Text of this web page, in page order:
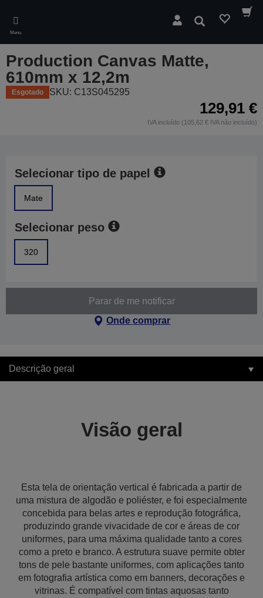
main
content
Menu
Pesquisar
Production Canvas Matte,
610mm x 12,2m
Esgotado SKU: C13S045295
129,91 €
IVA incluído (105,62 € IVA não incluído)
Selecionar tipo de papel
Mate
Selecionar peso
320
Parar de me notificar
Onde comprar
Descrição geral
Visão geral
Esta tela de orientação vertical é fabricada a partir de
uma mistura de algodão e poliéster, e foi especialmente
concebida para belas artes e reprodução fotográfica,
produzindo grande vivacidade de cor e áreas de cor
uniformes, para uma máxima qualidade tanto a cores
como a preto e branco. A estrutura suave permite obter
tons de pele bastante uniformes, com aplicações tanto
em fotografia artística como em banners, decorações e
vitrinas. É compatível com tintas aquosas tanto